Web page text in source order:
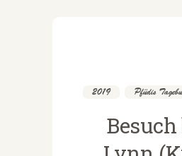
2019 Pfüdis